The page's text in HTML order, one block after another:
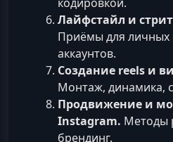
Лайфстайл и
Приёмы для личных
аккаунтов.
Создание reels и
Монтаж, динамика,
Продвижение и
Instagram. Методы
брендинг.